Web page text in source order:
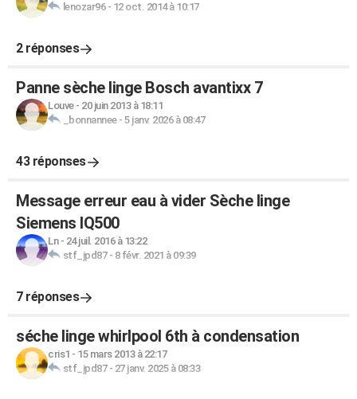
lenozar96- 12 oct. 2014 à 10:17
2 réponses
Panne sèche linge Bosch avantixx 7
Louve- 20 juin 2013 à 18:11
_bonnannee- 5 janv. 2026 à 08:47
43 réponses
Message erreur eau à vider Sèche linge
Siemens IQ500
Ln- 24 juil. 2016 à 13:22
stf_jpd87- 8 févr. 2021 à 09:39
7 réponses
séche linge whirlpool 6th à condensation
cris1 - 15 mars 2013 à 22:17
stf_jpd87- 27 janv. 2025 à 08:33